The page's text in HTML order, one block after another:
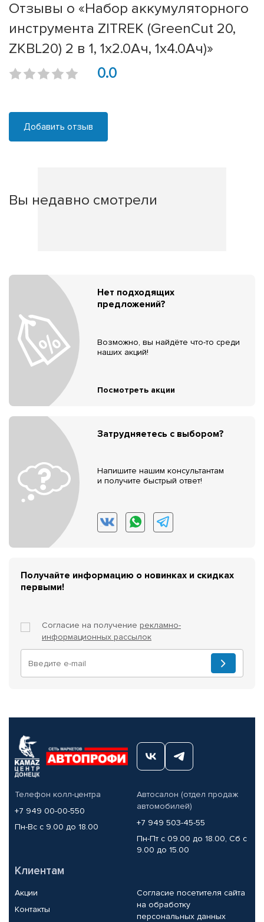
Отзывы о «Набор аккумуляторного
инструмента ZITREK (GreenCut 20,
ZKBL20) 2 в 1, 1х2.0Ач, 1х4.0Ач)»
0.0
Добавить отзыв
Вы недавно смотрели
Нет подходящих
предложений?
Возможно, вы найдёте что-то среди
наших акций!
Посмотреть акции
Затрудняетесь с выбором?
Напишите нашим консультантам
и получите быстрый ответ!
Получайте информацию о новинках и скидках
первыми!
Согласие на получение рекламно-
информационных рассылок
Телефон колл-центра
+7 949 00-00-550
Пн-Вс с 9.00 до 18.00
Автосалон (отдел продаж
автомобилей)
+7 949 503-45-55
Пн-Пт с 09.00 до 18.00, Сб с
9.00 до 15.00
Клиентам
Акции
Контакты
Согласие посетителя сайта
на обработку
персональных данных